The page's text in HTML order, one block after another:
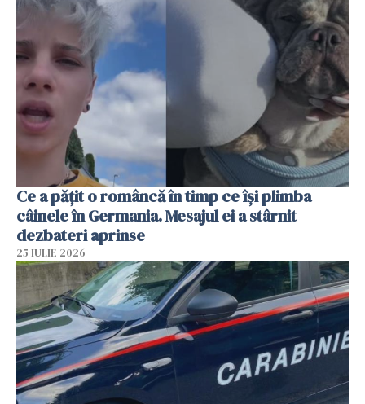
Ce a pățit o româncă în timp ce își plimba
câinele în Germania. Mesajul ei a stârnit
dezbateri aprinse
25 IULIE 2026